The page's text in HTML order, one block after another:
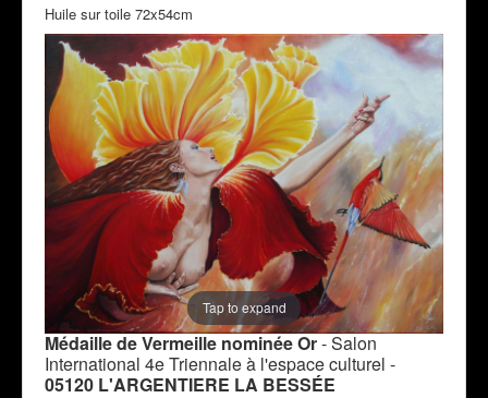
Peintres & Amis
Livre d'Or
Contact
Prestations
Huile sur toile 72x54cm
Tap to expand
Médaille de Vermeille nominée Or- Salon
International 4e Triennale à l'espace culturel -
05120 L'ARGENTIERE LA BESSÉE